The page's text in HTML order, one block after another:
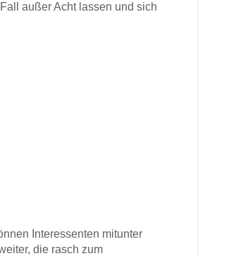
außer Acht lassen und sich
Interessenten mitunter
die rasch zum